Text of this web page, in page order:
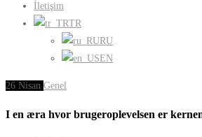
İletişim
TR
RU
EN
26 Nisan Genel
I en æra hvor brugeroplevelsen er